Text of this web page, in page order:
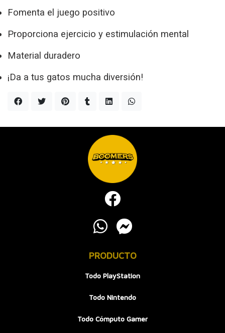
Fomenta el juego positivo
Proporciona ejercicio y estimulación mental
Material duradero
¡Da a tus gatos mucha diversión!
PRODUCTO
Todo PlayStation
Todo Nintendo
Todo Cómputo Gamer